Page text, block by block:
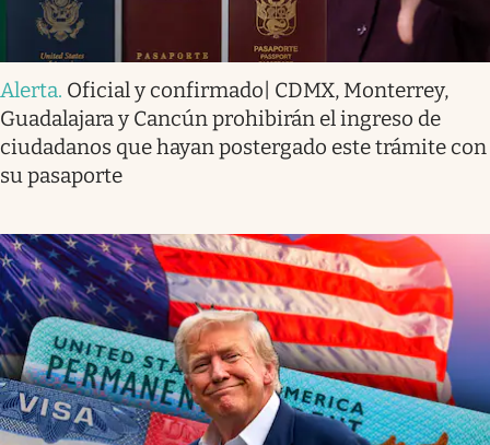
Alerta. Oficial y confirmado| CDMX, Monterrey,
Guadalajara y Cancún prohibirán el ingreso de
ciudadanos que hayan postergado este trámite con
su pasaporte